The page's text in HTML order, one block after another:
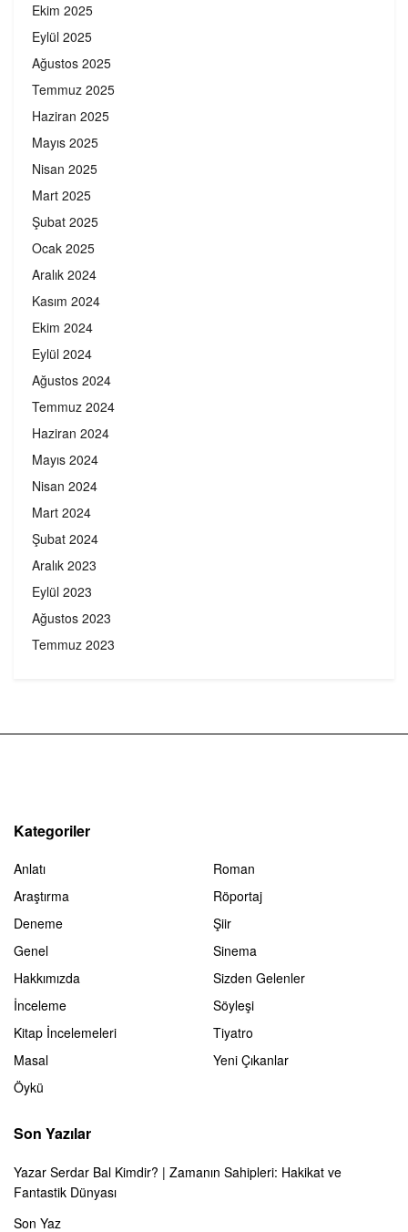
Ekim 2025
Eylül 2025
Ağustos 2025
Temmuz 2025
Haziran 2025
Mayıs 2025
Nisan 2025
Mart 2025
Şubat 2025
Ocak 2025
Aralık 2024
Kasım 2024
Ekim 2024
Eylül 2024
Ağustos 2024
Temmuz 2024
Haziran 2024
Mayıs 2024
Nisan 2024
Mart 2024
Şubat 2024
Aralık 2023
Eylül 2023
Ağustos 2023
Temmuz 2023
Kategoriler
Anlatı
Araştırma
Deneme
Genel
Hakkımızda
İnceleme
Kitap İncelemeleri
Masal
Öykü
Roman
Röportaj
Şiir
Sinema
Sizden Gelenler
Söyleşi
Tiyatro
Yeni Çıkanlar
Son Yazılar
Yazar Serdar Bal Kimdir? | Zamanın Sahipleri: Hakikat ve
Fantastik Dünyası
Son Yaz